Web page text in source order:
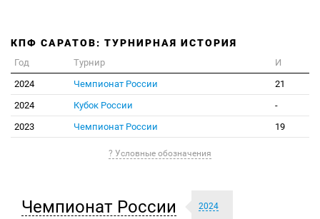
КПФ САРАТОВ: ТУРНИРНАЯ ИСТОРИЯ
Год Турнир
И
2024
Чемпионат России
21
2024
Кубок России
-
2023
Чемпионат России 19
? Условные обозначения
Чемпионат России 2024